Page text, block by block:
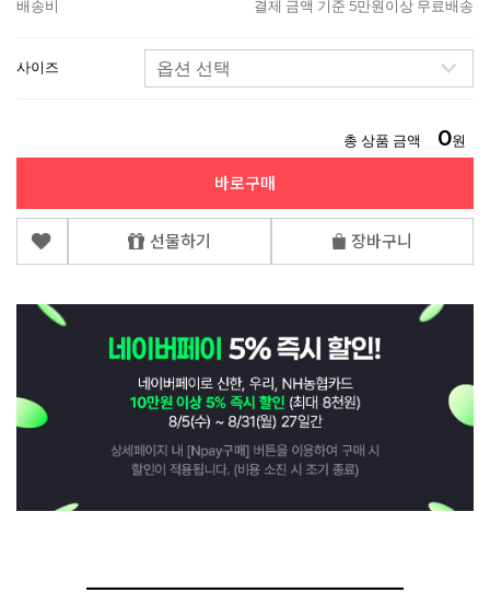
배송비 결제 금액 기준 5만원이상 무료배송
사이즈
총 상품 금액 0원
바로구매
선물하기 장바구니